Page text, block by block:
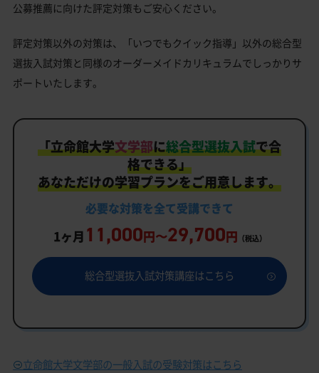
公募推薦に向けた評定対策もご安心ください。
評定対策以外の対策は、「いつでもクイック指導」以外の総合型
選抜入試対策と同様のオーダーメイドカリキュラムでしっかりサ
ポートいたします。
「立命館大学文学部に総合型選抜入試で合
格できる」
あなただけの学習プランをご用意します。
必要な対策を全て受講できて
1ヶ月 11,000円〜29,700円 （税込）
総合型選抜入試対策講座はこちら
立命館大学文学部の一般入試の受験対策はこちら